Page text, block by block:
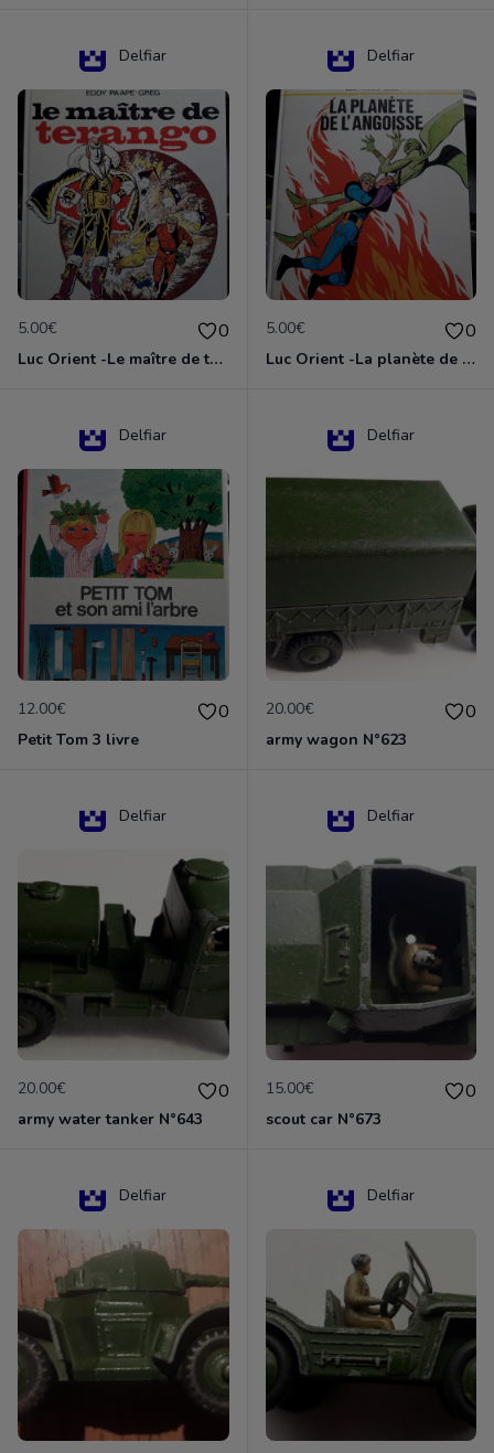
Delfiar
5.00€ 0
Luc Orient -Le maître de terango
Delfiar
5.00€ 0
Luc Orient -La planète de l'angoisse
Delfiar
12.00€ 0
Petit Tom 3 livre
Delfiar
20.00€ 0
army wagon N°623
Delfiar
20.00€ 0
army water tanker N°643
Delfiar
15.00€ 0
scout car N°673
Delfiar Delfiar